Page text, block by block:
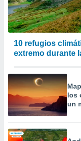
10 refugios
extremo durante
los
un